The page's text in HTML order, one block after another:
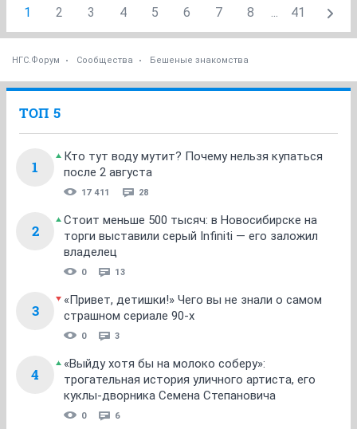
1 2 3 4 5 6 7 8 ... 41
НГС.Форум Сообщества Бешеные знакомства
ТОП 5
1
Кто тут воду мутит? Почему нельзя купаться
после 2 августа
17 411 28
2
Стоит меньше 500 тысяч: в Новосибирске на
торги выставили серый Infiniti — его заложил
владелец
0 13
3
«Привет, детишки!» Чего вы не знали о самом
страшном сериале 90-х
0 3
4
«Выйду хотя бы на молоко соберу»:
трогательная история уличного артиста, его
куклы-дворника Семена Степановича
0 6